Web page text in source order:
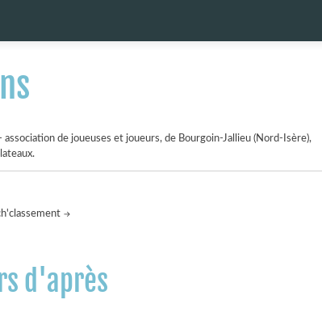
association de joueuses et joueurs, de Bourgoin-Jallieu (Nord-Isère),
d'après